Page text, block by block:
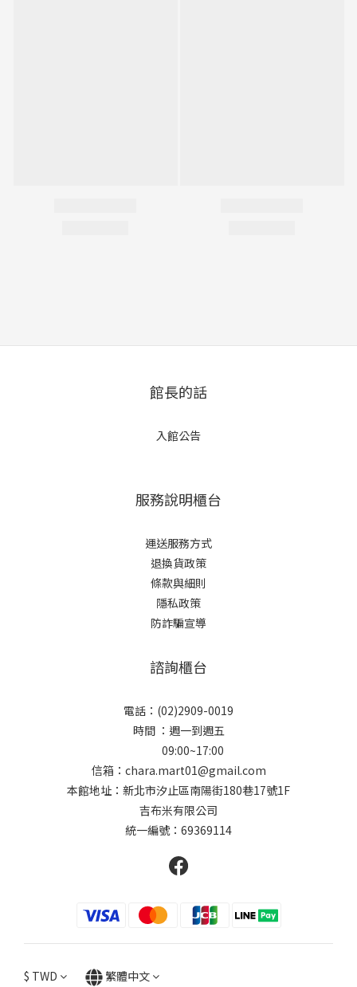
館長的話
入館公告
服務說明櫃台
運送服務方式
退換貨政策
條款與細則
隱私政策
防詐騙宣導
諮詢櫃台
電話：(02)2909-0019
時間 ：週一到週五
09:00~17:00
信箱：chara.mart01@gmail.com
本館地址：新北市汐止區南陽街180巷17號1F
吉布米有限公司
統一編號：69369114
$ TWD 繁體中文